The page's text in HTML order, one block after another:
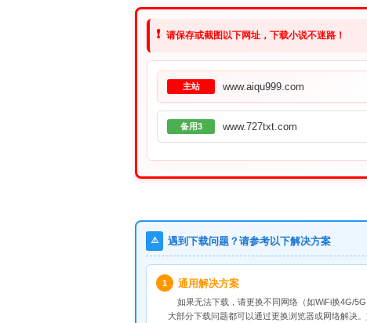
❗ 请保存或截图以下网址，下载小说不迷路！
主站 www.aiqu999.com
备用3 www.727txt.com
⚠️ 遇到下载问题？请参考以下解决方案
1 通用解决方案
如果无法下载，请更换不同网络（如WiFi换4G/5G
大部分下载问题都可以通过更换浏览器或网络解决